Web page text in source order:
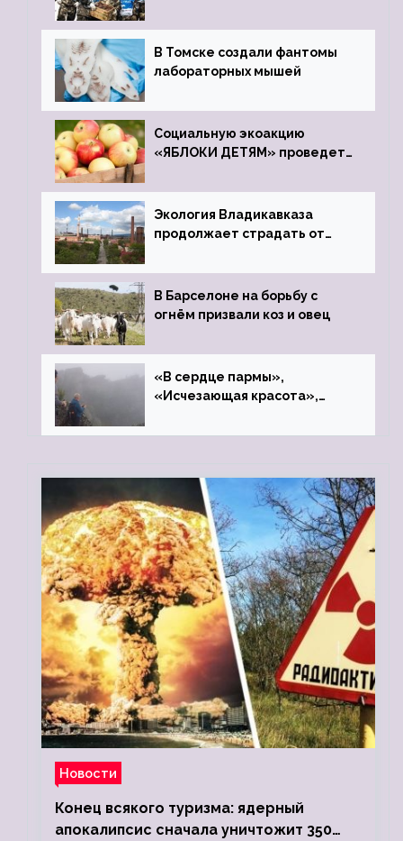
В Томске создали фантомы
лабораторных мышей
Социальную экоакцию
«ЯБЛОКИ ДЕТЯМ» проведет
Экология Владикавказа
продолжает страдать от
В Барселоне на борьбу с
огнём призвали коз и овец
«В сердце пармы»,
«Исчезающая красота»,
Новости
Конец всякого туризма: ядерный
апокалипсис сначала уничтожит 350